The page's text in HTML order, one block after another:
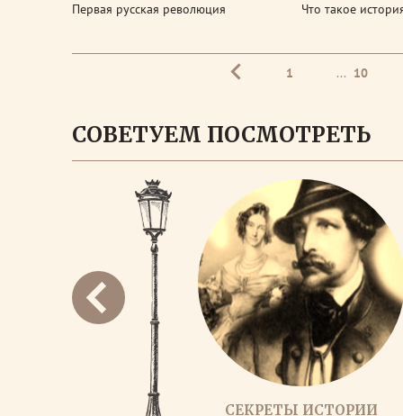
Первая русская революция Что такое
1 ... 10
СОВЕТУЕМ ПОСМОТРЕТЬ
СЕКРЕТЫ ИСТОРИИ